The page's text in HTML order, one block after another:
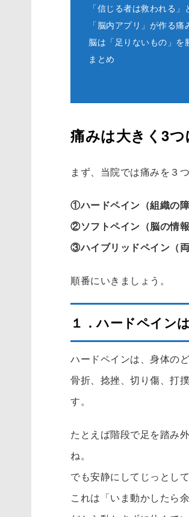
「信じる者は救われる」
「脳内アプリ」が作る痛
脳は「足りないもの」
まとめ
痛みは大きく3
まず、当院では痛みを３
①ハードペイン（組織の
②ソフトペイン（脳の情
③ハイブリッドペイン（両
順番にいきましょう。
１．ハードペイン
ハードペインは、身体の
骨折、捻挫、切り傷、打
す。
たとえば階段で足を踏み
ね。
でも安静にしてじっとし
これは「いま動かしたら